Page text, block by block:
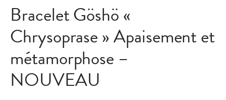
Bracelet Göshö «
Chrysoprase » Apaisement et
métamorphose –
NOUVEAU